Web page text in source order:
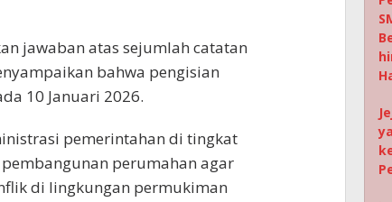
jawaban atas sejumlah catatan
bahwa pengisian
10 Januari 2026.
pemerintahan di tingkat
perumahan agar
di lingkungan permukiman